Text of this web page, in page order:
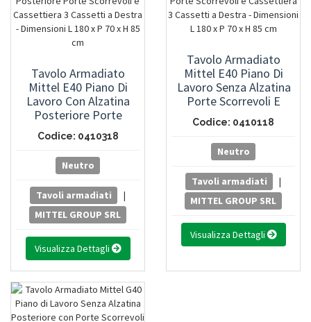
Tavolo Armadiato
Mittel E40 Piano Di
Lavoro Con Alzatina
Posteriore Porte
Scorrevoli E Cassettiera
3 Cassetti A Destra -
Dimensioni L 180 X P 70
X H 85 Cm
Codice: 0410318
Neutro
Tavoli armadiati
|
MITTEL GROUP SRL
Visualizza Dettagli
Tavolo Armadiato
Mittel E40 Piano Di
Lavoro Senza Alzatina
Porte Scorrevoli E
Cassettiera 3 Cassetti A
Destra - Dimensioni L
180 X P 70 X H 85 Cm
Codice: 0410118
Neutro
Tavoli armadiati
|
MITTEL GROUP SRL
Visualizza Dettagli